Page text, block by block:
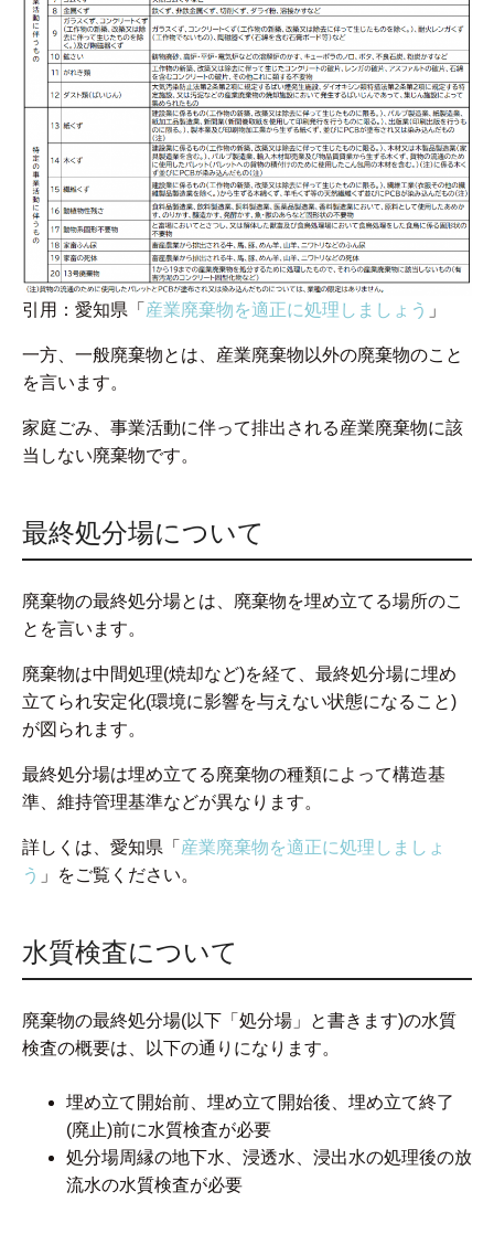
引用：愛知県「 産業廃棄物を適正に処理しましょう 」
一方、一般廃棄物とは、産業廃棄物以外の廃棄物のこと
を言います。
家庭ごみ、事業活動に伴って排出される産業廃棄物に該
当しない廃棄物です。
最終処分場について
廃棄物の最終処分場とは、廃棄物を埋め立てる場所のこ
とを言います。
廃棄物は中間処理(焼却など)を経て、最終処分場に埋め
立てられ安定化(環境に影響を与えない状態になること)
が図られます。
最終処分場は埋め立てる廃棄物の種類によって構造基
準、維持管理基準などが異なります。
詳しくは、愛知県「 産業廃棄物を適正に処理しましょ
う 」をご覧ください。
水質検査について
廃棄物の最終処分場(以下「処分場」と書きます)の水質
検査の概要は、以下の通りになります。
埋め立て開始前、埋め立て開始後、埋め立て終了
(廃止)前に水質検査が必要
処分場周縁の地下水、浸透水、浸出水の処理後の放
流水の水質検査が必要